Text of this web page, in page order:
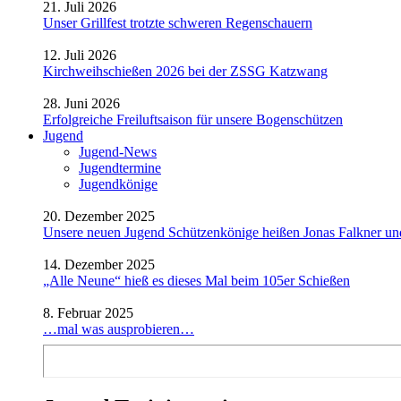
21. Juli 2026
Unser Grillfest trotzte schweren Regenschauern
12. Juli 2026
Kirchweihschießen 2026 bei der ZSSG Katzwang
28. Juni 2026
Erfolgreiche Freiluftsaison für unsere Bogenschützen
Jugend
Jugend-News
Jugendtermine
Jugendkönige
20. Dezember 2025
Unsere neuen Jugend Schützenkönige heißen Jonas Falkner
14. Dezember 2025
„Alle Neune“ hieß es dieses Mal beim 105er Schießen
8. Februar 2025
…mal was ausprobieren…